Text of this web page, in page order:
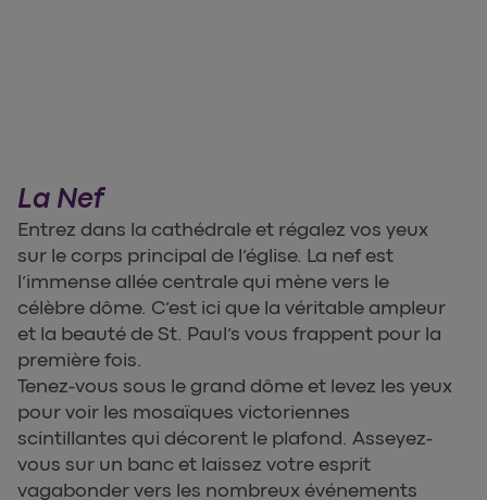
La Nef
Entrez dans la cathédrale et régalez vos yeux
sur le corps principal de l’église. La nef est
l’immense allée centrale qui mène vers le
célèbre dôme. C’est ici que la véritable ampleur
et la beauté de St. Paul’s vous frappent pour la
première fois.
Tenez-vous sous le grand dôme et levez les yeux
pour voir les mosaïques victoriennes
scintillantes qui décorent le plafond. Asseyez-
vous sur un banc et laissez votre esprit
vagabonder vers les nombreux événements